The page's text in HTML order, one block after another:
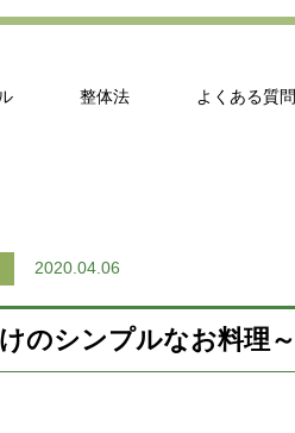
整体法 よくある質問
2020.04.06
のシンプルなお料理～